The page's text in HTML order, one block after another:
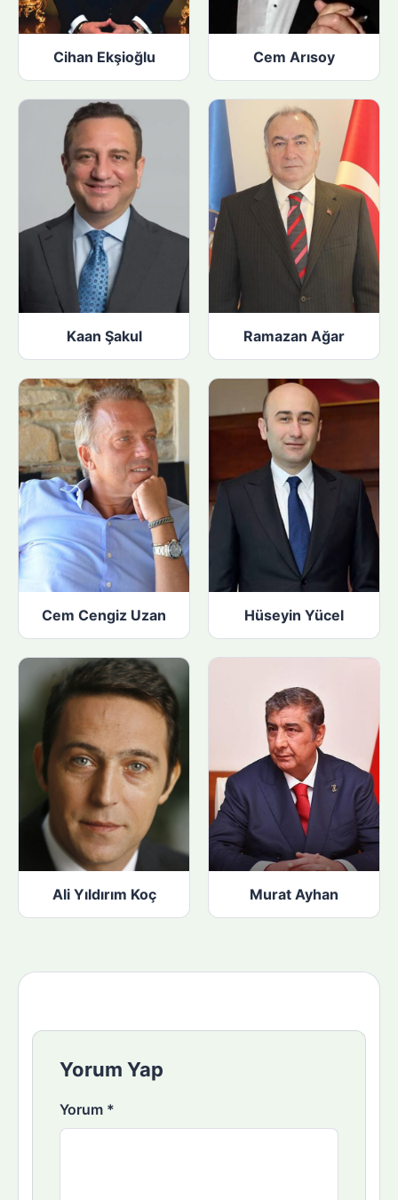
Cihan Ekşioğlu Cem Arısoy
Kaan Şakul Ramazan Ağar
Cem Cengiz Uzan Hüseyin Yücel
Ali Yıldırım Koç Murat Ayhan
Yorum Yap
Yorum *